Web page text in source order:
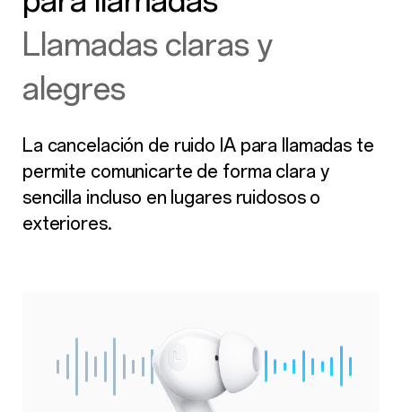
Llamadas claras y
alegres
La cancelación de ruido IA para llamadas te
permite comunicarte de forma clara y
sencilla incluso en lugares ruidosos o
exteriores.